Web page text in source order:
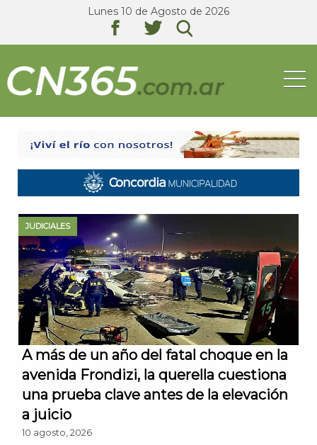
Lunes 10 de Agosto de 2026
texto texto texto
JUDICIALES
A más de un año del fatal choque en la
avenida Frondizi, la querella cuestiona
una prueba clave antes de la elevación
a juicio
10 agosto, 2026